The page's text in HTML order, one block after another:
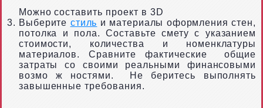
Можно составить проект в 3D
Выберите стиль и материалы оформления стен,
потолка и пола. Составьте смету с указанием
стоимости, количества и номенклатуры
материалов. Сравните фактические
общие
затраты со своими реальными финансовыми
возмо
ж ностями.
Не беритесь выполнять
завышенные требования.